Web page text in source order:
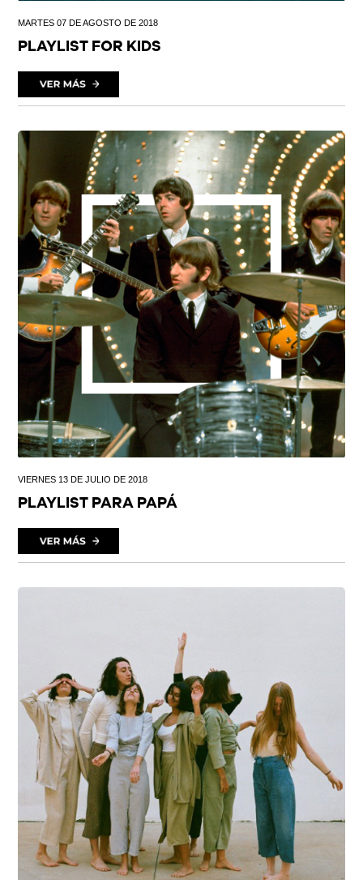
MARTES 07 DE AGOSTO DE 2018
PLAYLIST FOR KIDS
VIERNES 13 DE JULIO DE 2018
PLAYLIST PARA PAPÁ